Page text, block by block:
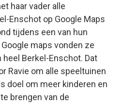
haar vader alle
Enschot op Google Maps
tijdens een van hun
maps vonden ze
Berkel-Enschot. Dat
Ravie om alle speeltuinen
doel om meer kinderen en
brengen van de